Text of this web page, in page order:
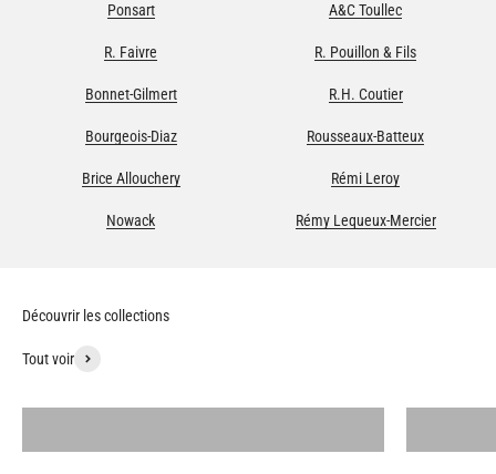
Ponsart A&C Toullec
R. Faivre R. Pouillon & Fils
Bonnet-Gilmert R.H. Coutier
Bourgeois-Diaz Rousseaux-Batteux
Brice Allouchery Rémi Leroy
Nowack Rémy Lequeux-Mercier
Tout voir
Tous les produits